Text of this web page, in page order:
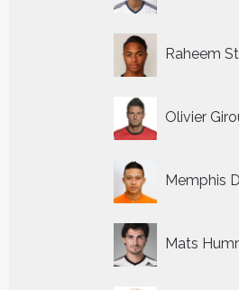
Raheem
Olivier
Memphis
Mats